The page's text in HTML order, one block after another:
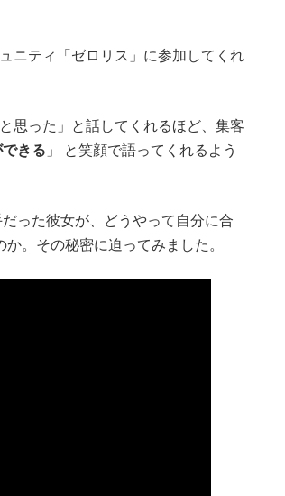
ニティ「ゼロリス」に参加してくれ
思った」と話してくれるほど、集客
きる 」 と笑顔で語ってくれるよう
った彼女が、どうやって自分に合
。その秘密に迫ってみました。